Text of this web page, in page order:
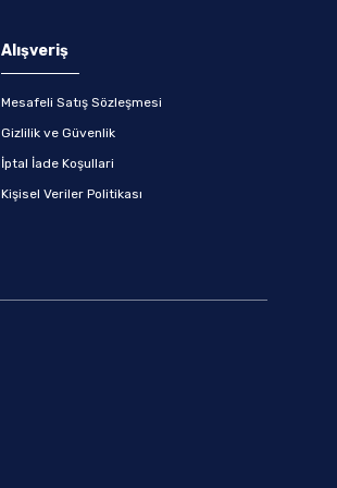
Alışveriş
Mesafeli Satış Sözleşmesi
Gizlilik ve Güvenlik
İptal İade Koşullari
Kişisel Veriler Politikası